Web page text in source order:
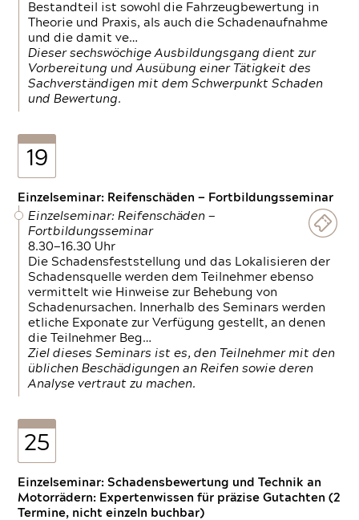
Bestandteil ist sowohl die Fahrzeugbewertung in
Theorie und Praxis, als auch die Schadenaufnahme
und die damit ve…
Dieser sechswöchige Ausbildungsgang dient zur
Vorbereitung und Ausübung einer Tätigkeit des
Sachverständigen mit dem Schwerpunkt Schaden
und Bewertung.
19
Einzelseminar: Reifenschäden — Fortbildungsseminar
Einzelseminar: Reifenschäden —
Fortbildungsseminar
8.30—16.30 Uhr
Die Schadensfeststellung und das Lokalisieren der
Schadensquelle werden dem Teilnehmer ebenso
vermittelt wie Hinweise zur Behebung von
Schadenursachen. Innerhalb des Seminars werden
etliche Exponate zur Verfügung gestellt, an denen
die Teilnehmer Beg…
Ziel dieses Seminars ist es, den Teilnehmer mit den
üblichen Beschädigungen an Reifen sowie deren
Analyse vertraut zu machen.
25
Einzelseminar: Schadensbewertung und Technik an
Motorrädern: Expertenwissen für präzise Gutachten (2
Termine, nicht einzeln buchbar)